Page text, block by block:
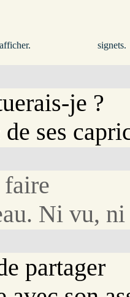
afficher. signets.
je ?
ses
Ni vu,
partager